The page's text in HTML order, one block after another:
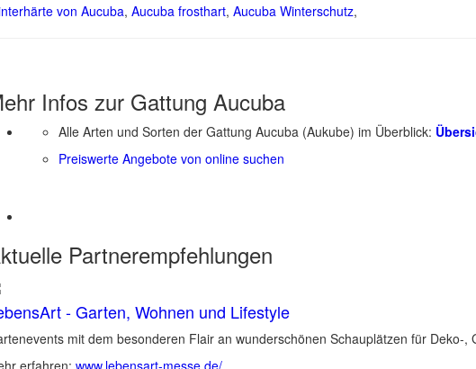
von Aucuba, Aucuba frosthart, Aucuba Winterschutz,
Infos zur Gattung Aucuba
Alle Arten und Sorten der Gattung Aucuba (Aukube) im Überblick:
Preiswerte Angebote von online suchen
Partnerempfehlungen
- Garten, Wohnen und Lifestyle
mit dem besonderen Flair an wunderschönen Schauplätzen für
erfahren: www.lebensart-messe.de/